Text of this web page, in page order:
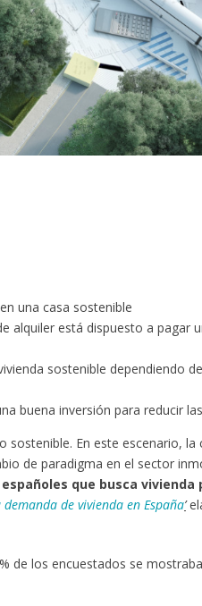
una casa sostenible
alquiler está dispuesto a pagar
sostenible dependiendo
buena inversión para reducir
En este escenario, la
de paradigma en el sector
españoles que busca vivienda
de vivienda en España’
de los encuestados se